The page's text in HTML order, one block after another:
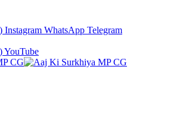
Instagram WhatsApp Telegram
YouTube